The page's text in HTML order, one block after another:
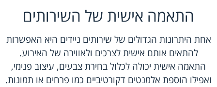
התאמה אישית של השירותים
אחת היתרונות הגדולים של שירותים ניידים היא האפשרות
להתאים אותם אישית לצרכים ולאווירה של האירוע.
התאמה אישית יכולה לכלול בחירת צבעים, עיצוב פנימי,
ואפילו הוספת אלמנטים דקורטיביים כמו פרחים או תמונות.